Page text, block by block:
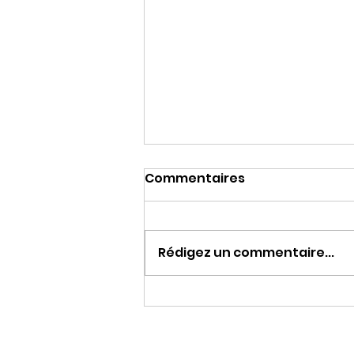
Le Cantus Missae
Commentaires
Rédigez un commentaire...